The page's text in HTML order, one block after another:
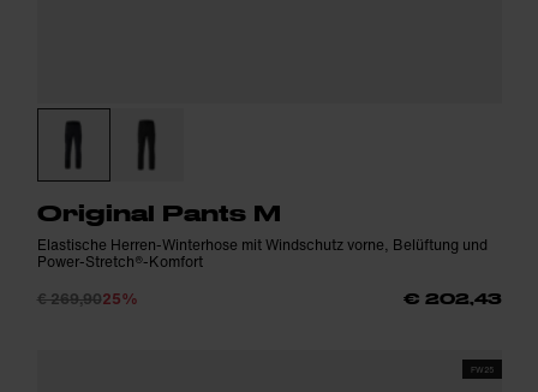
Original Pants M
Elastische Herren-Winterhose mit Windschutz vorne, Belüftung und
Power-Stretch®-Komfort
€ 269,9025% € 202,43
FW25